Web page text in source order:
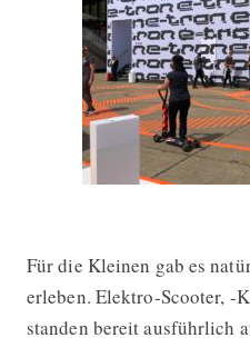
Für die Kleinen gab es
erleben. Elektro-Scooter, -
standen bereit ausführlich